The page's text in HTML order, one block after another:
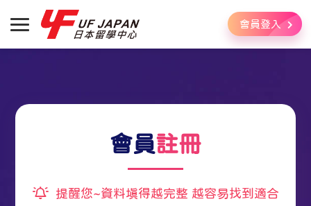
會員登入
會員註冊
提醒您~資料填得越完整 越容易找到適合